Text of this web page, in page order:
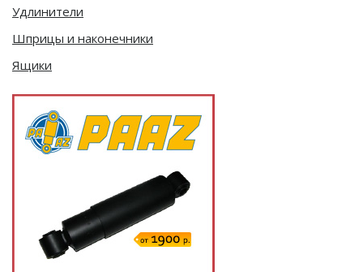
Удлинители
Шприцы и наконечники
Ящики